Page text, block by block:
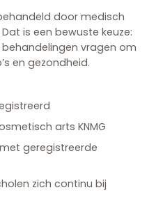
door medisch
is een bewuste keuze:
vragen om
en gezondheid.
arts KNMG
geregistreerde
zich continu bij